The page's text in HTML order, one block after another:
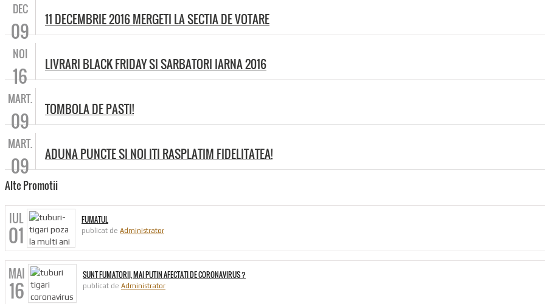
DEC
09 11 DECEMBRIE 2016 MERGETI LA SECTIA DE VOTARE
NOI
16 LIVRARI BLACK FRIDAY SI SARBATORI IARNA 2016
MART.
09 TOMBOLA DE PASTI!
MART.
09 ADUNA PUNCTE SI NOI ITI RASPLATIM FIDELITATEA!
Alte Promotii
IUL
01
FUMATUL
publicat de Administrator
MAI
16
SUNT FUMATORII, MAI PUTIN AFECTATI DE CORONAVIRUS ?
publicat de Administrator